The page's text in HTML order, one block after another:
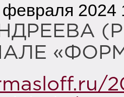
2024